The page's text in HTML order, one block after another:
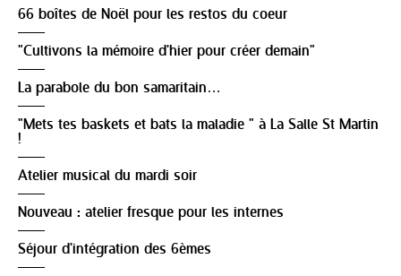
66 boîtes de Noël pour les restos du coeur
"Cultivons la mémoire d'hier pour créer demain"
La parabole du bon samaritain…
"Mets tes baskets et bats la maladie " à La Salle St Martin
!
Atelier musical du mardi soir
Nouveau : atelier fresque pour les internes
Séjour d'intégration des 6èmes